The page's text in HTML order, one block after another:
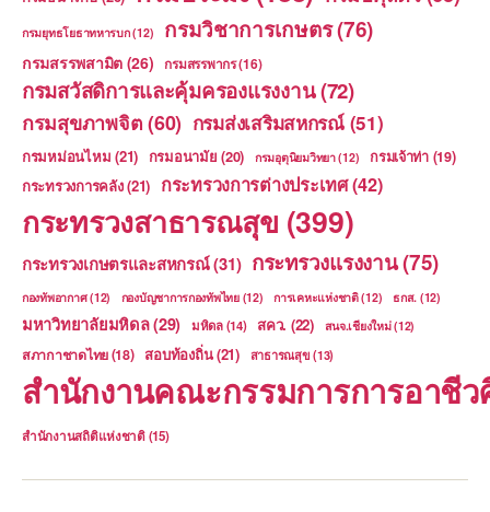
กรมยุทธโยธาทหารบก(12) กรมวิชาการเกษตร(76)
กรมสรรพสามิต (26) กรมสรรพากร(16)
กรมสวัสดิการและคุ้มครองแรงงาน(72)
กรมสุขภาพจิต(60) กรมส่งเสริมสหกรณ์(51)
กรมหม่อนไหม (21) กรมอนามัย (20) กรมอุตุนิยมวิทยา(12) กรมเจ้าท่า(19)
กระทรวงการคลัง(21) กระทรวงการต่างประเทศ(42)
กระทรวงสาธารณสุข (399)
กระทรวงเกษตรและสหกรณ์(31) กระทรวงแรงงาน(75)
กองทัพอากาศ(12) กองบัญชาการกองทัพไทย(12) การเคหะแห่งชาติ(12) ธกส. (12)
มหาวิทยาลัยมหิดล(29) มหิดล(14) สคว. (22) สนจ.เชียงใหม่(12)
สภากาชาดไทย(18) สอบท้องถิ่น(21) สาธารณสุข (13)
สำนักงานคณะกรรมการการอาชี
สำนักงานสถิติแห่งชาติ(15)